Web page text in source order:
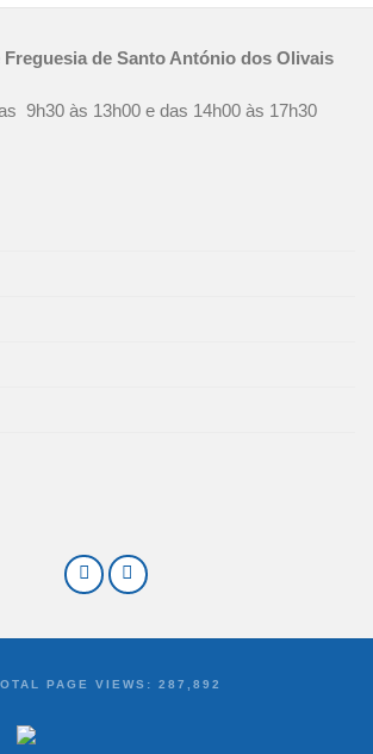
Freguesia de Santo António dos Olivais
9h30 às 13h00 e das 14h00 às 17h30
PAGE VIEWS: 287,892